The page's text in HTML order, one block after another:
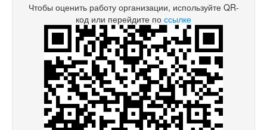
Чтобы оценить работу организации, используйте QR-
код или перейдите по ссылке